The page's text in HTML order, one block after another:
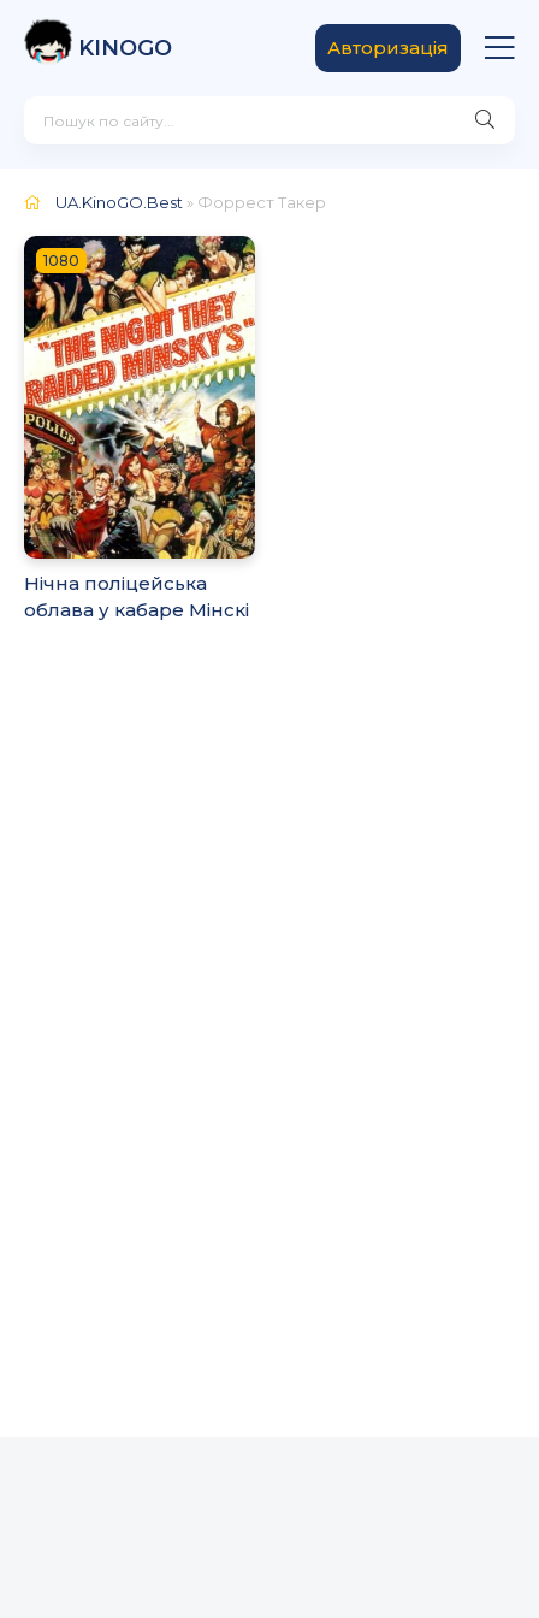
KINOGO Авторизація
UA.KinoGO.Best » Форрест Такер
1080
Нічна поліцейська
облава у кабаре Мінскі